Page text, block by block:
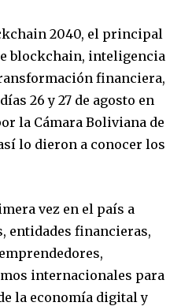
2040, el principal
blockchain, inteligencia
financiera,
26 y 27 de agosto en
la Cámara Boliviana de
lo dieron a conocer los
vez en el país a
entidades financieras,
internacionales para
la economía digital y